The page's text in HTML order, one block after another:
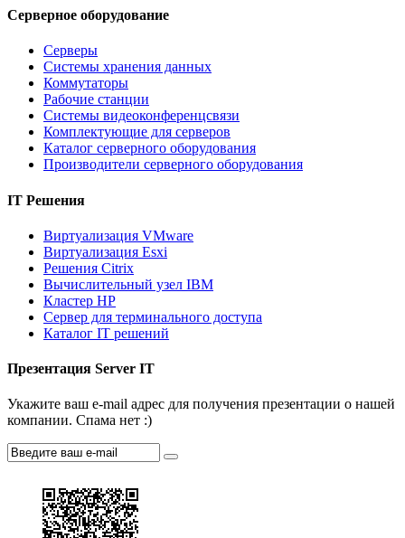
Серверное оборудование
Серверы
Системы хранения данных
Коммутаторы
Рабочие станции
Системы видеоконференцсвязи
Комплектующие для серверов
Каталог серверного оборудования
Производители серверного оборудования
IT Решения
Виртуализация VMware
Виртуализация Esxi
Решения Citrix
Вычислительный узел IBM
Кластер HP
Сервер для терминального доступа
Каталог IT решений
Презентация Server IT
Укажите ваш e-mail адрес для получения презентации о нашей
компании. Спама нет :)